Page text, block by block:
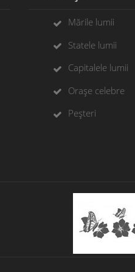
Mările lumii
Statele lumii
Capitalele lumii
Orașe celebre
Peșteri